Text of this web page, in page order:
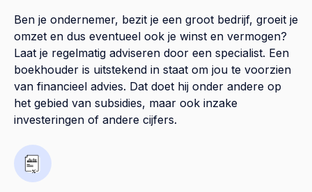
Ben je ondernemer, bezit je een groot bedrijf, groeit je
omzet en dus eventueel ook je winst en vermogen?
Laat je regelmatig adviseren door een specialist. Een
boekhouder is uitstekend in staat om jou te voorzien
van financieel advies. Dat doet hij onder andere op
het gebied van subsidies, maar ook inzake
investeringen of andere cijfers.